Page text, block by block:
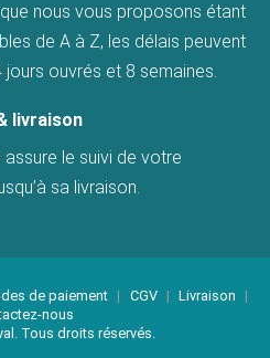
nous vous proposons étant
de A à Z, les délais peuvent
jours ouvrés et 8 semaines.
livraison
assure le suivi de votre
sa livraison.
de paiement | CGV | Livraison |
nous
Tous droits réservés.